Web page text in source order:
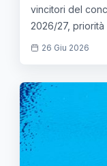
vincitori del
2026/27,
probabilità.
26 Giu 2026